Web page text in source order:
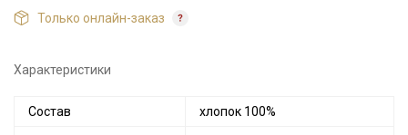
Только онлайн-заказ
Характеристики
Состав хлопок 100%